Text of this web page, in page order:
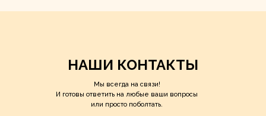
НАШИ КОНТАКТЫ
Мы всегда на связи!
И готовы ответить на любые ваши вопросы
или просто поболтать.